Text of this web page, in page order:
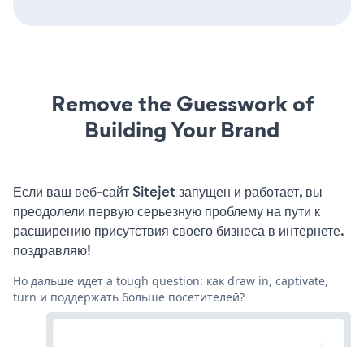
Remove the Guesswork of
Building Your Brand
Если ваш веб-сайт Sitejet запущен и работает, вы
преодолели первую серьезную проблему на пути к
расширению присутствия своего бизнеса в интернете.
поздравляю!
Но дальше идет a tough question: как draw in, captivate,
turn и поддержать больше посетителей?